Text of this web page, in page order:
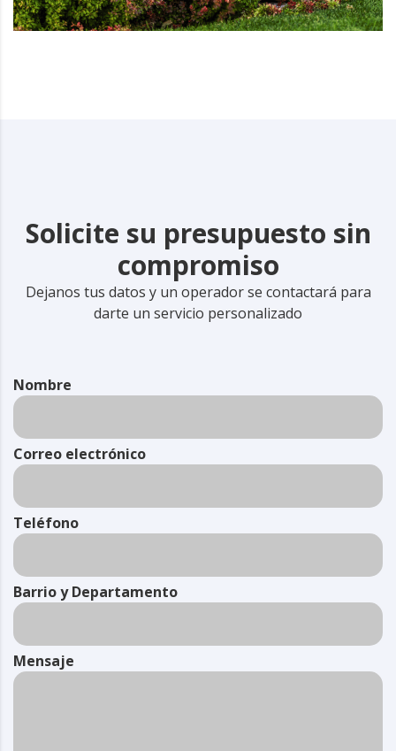
Solicite su presupuesto sin
compromiso
Dejanos tus datos y un operador se contactará para
darte un servicio personalizado
Nombre
Correo electrónico
Teléfono
Barrio y Departamento
Mensaje